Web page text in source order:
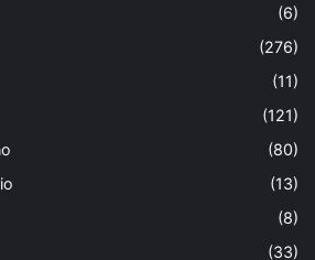
(6)
(276)
(11)
(121)
(80)
(13)
(8)
(33)